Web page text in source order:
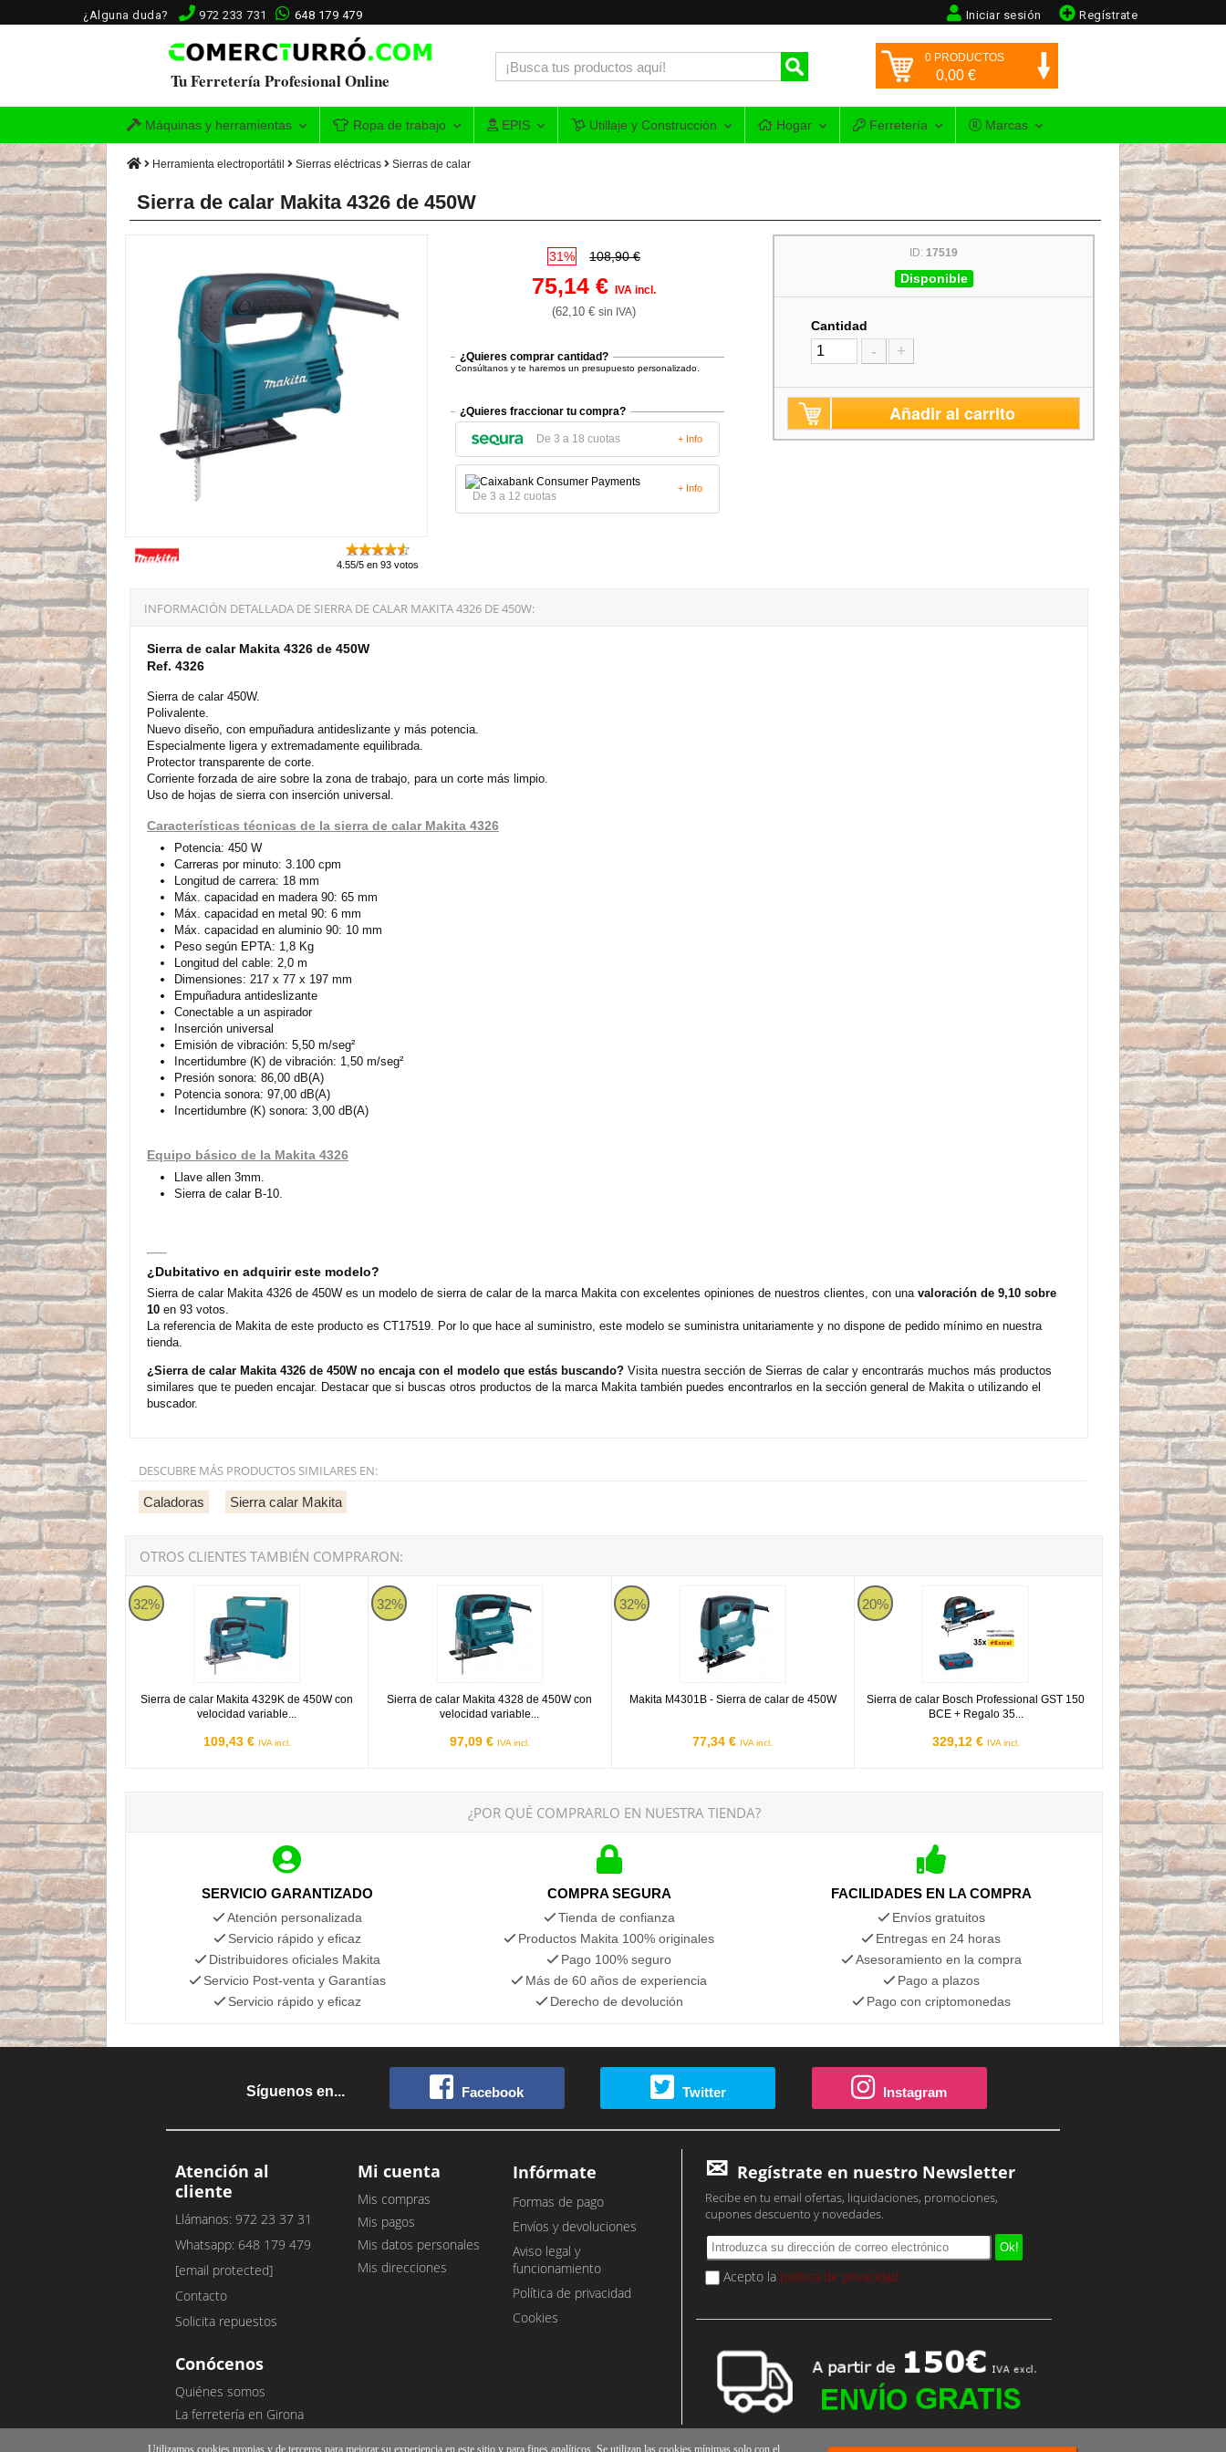
¿Alguna duda? 972 233 731 648 179 479 Regístrate
Iniciar sesión
Tu Ferretería Profesional Online
0 PRODUCTOS
0,00 €
Máquinas y herramientas Ropa de trabajo EPIS Utillaje y Construcción Hogar Ferretería Marcas
Herramienta electroportátil Sierras eléctricas Sierras de calar
Sierra de calar Makita 4326 de 450W
4.55/5 en 93 votos
31% 108,90 €
75,14 €IVA incl.
(62,10 €sin IVA)
¿Quieres comprar cantidad?
Consúltanos y te haremos un presupuesto personalizado.
¿Quieres fraccionar tu compra?
De 3 a 18 cuotas + Info
De 3 a 12 cuotas
+ Info
ID: 17519
Disponible
Cantidad
- +
Añadir al carrito
INFORMACIÓN DETALLADA DE SIERRA DE CALAR MAKITA 4326 DE 450W:
Sierra de calar Makita 4326 de 450W
Ref. 4326
Sierra de calar 450W.
Polivalente.
Nuevo diseño, con empuñadura antideslizante y más potencia.
Especialmente ligera y extremadamente equilibrada.
Protector transparente de corte.
Corriente forzada de aire sobre la zona de trabajo, para un corte más limpio.
Uso de hojas de sierra con inserción universal.
Características técnicas de la sierra de calar Makita 4326
Potencia: 450 W
Carreras por minuto: 3.100 cpm
Longitud de carrera: 18 mm
Máx. capacidad en madera 90: 65 mm
Máx. capacidad en metal 90: 6 mm
Máx. capacidad en aluminio 90: 10 mm
Peso según EPTA: 1,8 Kg
Longitud del cable: 2,0 m
Dimensiones: 217 x 77 x 197 mm
Empuñadura antideslizante
Conectable a un aspirador
Inserción universal
Emisión de vibración: 5,50 m/seg²
Incertidumbre (K) de vibración: 1,50 m/seg²
Presión sonora: 86,00 dB(A)
Potencia sonora: 97,00 dB(A)
Incertidumbre (K) sonora: 3,00 dB(A)
Equipo básico de la Makita 4326
Llave allen 3mm.
Sierra de calar B-10.
¿Dubitativo en adquirir este modelo?
Sierra de calar Makita 4326 de 450W es un modelo de sierra de calar de la marca Makita con excelentes opiniones de nuestros clientes, con una valoración de 9,10 sobre
10 en 93 votos.
La referencia de Makita de este producto es CT17519. Por lo que hace al suministro, este modelo se suministra unitariamente y no dispone de pedido mínimo en nuestra
tienda.
¿Sierra de calar Makita 4326 de 450W no encaja con el modelo que estás buscando? Visita nuestra sección de Sierras de calar y encontrarás muchos más productos
similares que te pueden encajar. Destacar que si buscas otros productos de la marca Makita también puedes encontrarlos en la sección general de Makita o utilizando el
buscador.
DESCUBRE MÁS PRODUCTOS SIMILARES EN:
Caladoras Sierra calar Makita
OTROS CLIENTES TAMBIÉN COMPRARON:
32%
Sierra de calar Makita 4329K de 450W con
velocidad variable...
109,43 € IVA incl.
Sierra de calar Makita 4329K de 450W con velocidad variable y pendular + maletín
32%
Sierra de calar Makita 4328 de 450W con
velocidad variable...
97,09 € IVA incl.
Sierra de calar Makita 4328 de 450W con velocidad variable y pendular
32%
Makita M4301B - Sierra de calar de 450W
77,34 € IVA incl.
Makita M4301B - Sierra de calar de 450W
20%
Sierra de calar Bosch Professional GST 150
BCE + Regalo 35...
329,12 € IVA incl.
Sierra de calar Bosch Professional GST 150 BCE + Regalo
¿POR QUÉ COMPRARLO EN NUESTRA TIENDA?
SERVICIO GARANTIZADO
Atención personalizada
Servicio rápido y eficaz
Distribuidores oficiales Makita
Servicio Post-venta y Garantías
Servicio rápido y eficaz
COMPRA SEGURA
Tienda de confianza
Productos Makita 100% originales
Pago 100% seguro
Más de 60 años de experiencia
Derecho de devolución
FACILIDADES EN LA COMPRA
Envíos gratuitos
Entregas en 24 horas
Asesoramiento en la compra
Pago a plazos
Pago con criptomonedas
Síguenos en... Facebook Twitter Instagram
Atención al
cliente
Llámanos: 972 23 37 31
Whatsapp: 648 179 479
[email protected]
Contacto
Solicita repuestos
Conócenos
Quiénes somos
La ferretería en Girona
Mi cuenta
Mis compras
Mis pagos
Mis datos personales
Mis direcciones
Infórmate
Formas de pago
Envíos y devoluciones
Aviso legal y
funcionamiento
Política de privacidad
Cookies
Regístrate en nuestro Newsletter
Recibe en tu email ofertas, liquidaciones, promociones,
cupones descuento y novedades.
Acepto la política de privacidad
Utilizamos cookies propias y de terceros para mejorar su experiencia en este sitio y para fines analíticos. Se utilizan las cookies mínimas solo con el